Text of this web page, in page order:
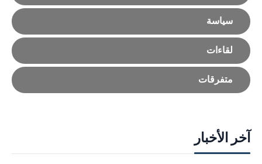
سياسة
لقاءات
متفرقات
آخر الأخبار